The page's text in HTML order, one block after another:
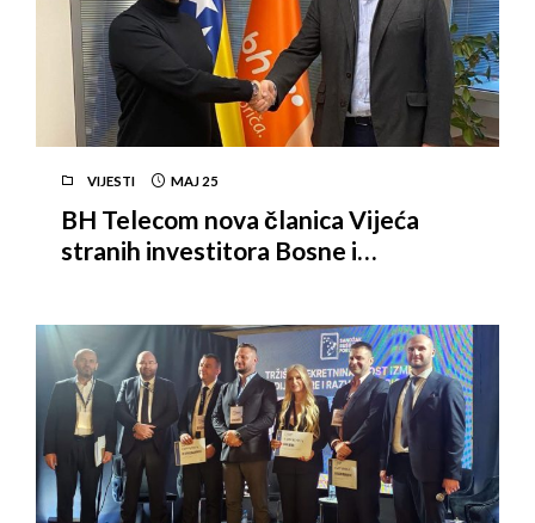
VIJESTI MAJ 25
BH Telecom nova članica Vijeća
stranih investitora Bosne i